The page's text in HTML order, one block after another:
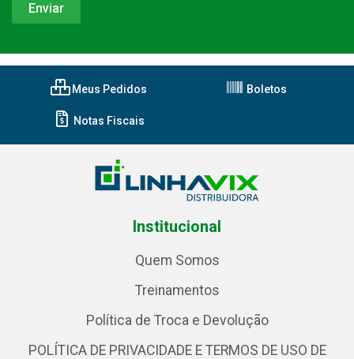
Meus Pedidos Boletos
Notas Fiscais
Institucional
Quem Somos
Treinamentos
Política de Troca e Devolução
POLÍTICA DE PRIVACIDADE E TERMOS DE USO DE